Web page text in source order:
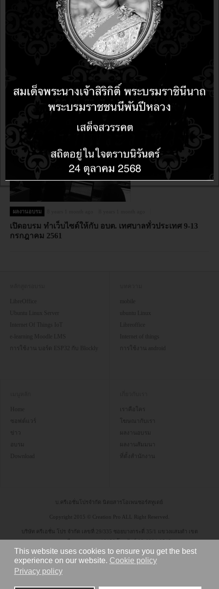
This website uses cookies to ensure you get the best
experience on our website. Cookie policy
Privacy policy
8 years 1 month ago 8 years 1 month ago
สถิติแห่งชาติ
ผลงานอบรม
เปิดอบรม ทำเว็บไซต์ให้กับ อบต. เทศบาลทั่วประเทศ 9-13
กรกฎาคม 2561
LibreOffice
Ubuntu Linux Server
Internet Of Things IoT
e-learning Moodle LMS
การใช้งาน บอร์ด ESP32 กับ Blockly
mobile
ubuntu Linux
Internet of things
การใช้งาน android
Home
ซอฟต์แวร์
ข่าว
อบรม
Download
เราคือใคร
โฆษณากับเรา
ผลงานอบรม
ผลงานสัมมนา
ที่ตั้งสำนักงาน
บ.ครีเอชั่นโปรจำกัด นิตยสารโอเพนซอร์สทูเดย์
Copyright 2015 © Creation Pro ALL Right Reserved.
บริษัท ครีเอชั่น โปร จำกัด เลขที่ 29/335 ซอยบางกระดี่ 35/1 แขวงแสมดำ เขต
บางขุนเทียน กรุงเทพฯ 10150 โทรศัพท์ 08-6304-9545